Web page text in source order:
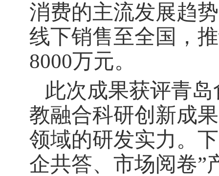
消费的主流发展趋
线下销售至全国，
8000万元。
此次成果获评青
教融合科研创新成
领域的研发实力。
企共答、市场阅卷”